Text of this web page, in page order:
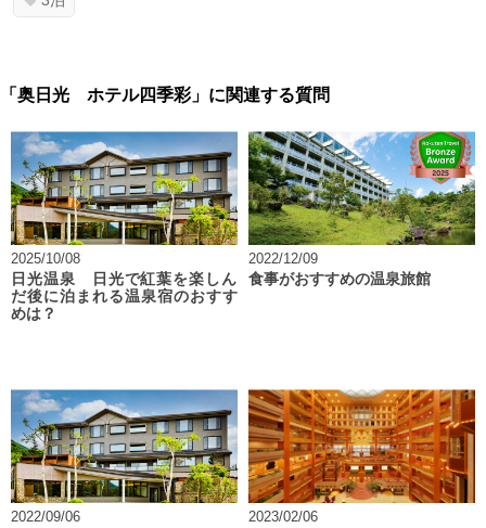
「奥日光 ホテル四季彩」に関連する質問
2025/10/08
日光温泉 日光で紅葉を楽しん
だ後に泊まれる温泉宿のおすす
めは？
2022/12/09
食事がおすすめの温泉旅館
2022/09/06
2023/02/06